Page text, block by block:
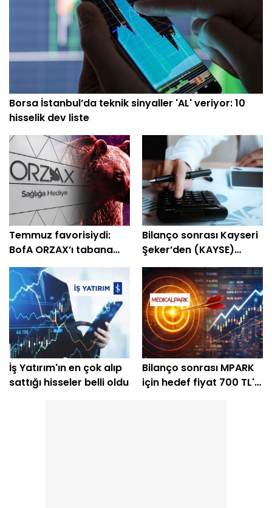
Borsa İstanbul’da teknik sinyaller 'AL' veriyor: 10
hisselik dev liste
Temmuz favorisiydi:
BofA ORZAX’ı tabana
çekti
Bilanço sonrası Kayseri
Şeker’den (KAYSE)
temettü kararı
İş Yatırım'ın en çok alıp
sattığı hisseler belli oldu
Bilanço sonrası MPARK
için hedef fiyat 700 TL'yi